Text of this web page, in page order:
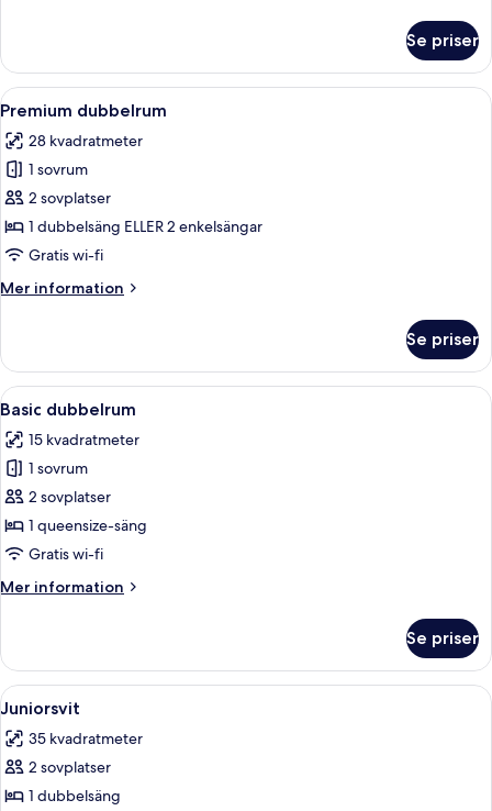
dubbelrum
Se priser
Öppna
alla
foton
för
Premium
dubbelrum
Ett hotellrum med en stor säng, en
6
Premium dubbelrum
28 kvadratmeter
1 sovrum
2 sovplatser
1 dubbelsäng ELLER 2 enkelsängar
Gratis wi-fi
Mer information
Mer
dubbelrum
Se priser
Öppna
alla
foton
för
Basic
dubbelrum
Ett minimalistiskt rum med en säng,
6
Basic dubbelrum
15 kvadratmeter
1 sovrum
2 sovplatser
1 queensize-säng
Gratis wi-fi
Mer information
Mer
dubbelrum
Se priser
Öppna
alla
foton
för
Juniorsvit
Ett minimalistiskt rum med en säng,
7
Juniorsvit
35 kvadratmeter
2 sovplatser
1 dubbelsäng